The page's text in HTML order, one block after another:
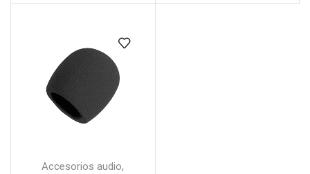
Accesorios audio,